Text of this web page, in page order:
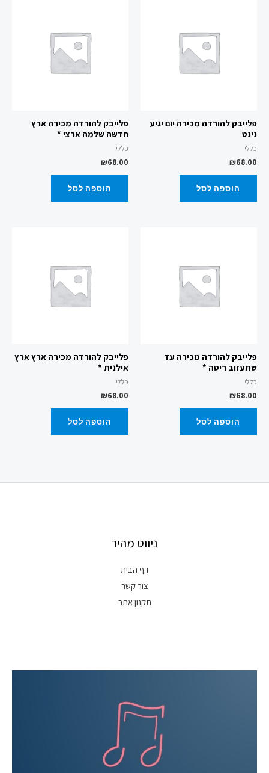
פלייבק להורדה מכירה יום יגיע
נינט
כללי
₪68.00
הוספה לסל
פלייבק להורדה מכירה ארץ
חדשה שלמה ארצי *
כללי
₪68.00
הוספה לסל
פלייבק להורדה מכירה עד
שתעזוב ריטה *
כללי
₪68.00
הוספה לסל
פלייבק להורדה מכירה ארץ ארץ
אילנית *
כללי
₪68.00
הוספה לסל
ניווט מהיר
דף הבית
צור קשר
תקנון אתר